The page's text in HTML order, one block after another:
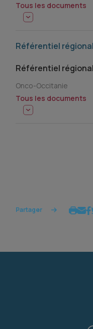
Tous les documents
Référentiel
Référentiel
Onco-Occitanie
Tous les documents
Partager